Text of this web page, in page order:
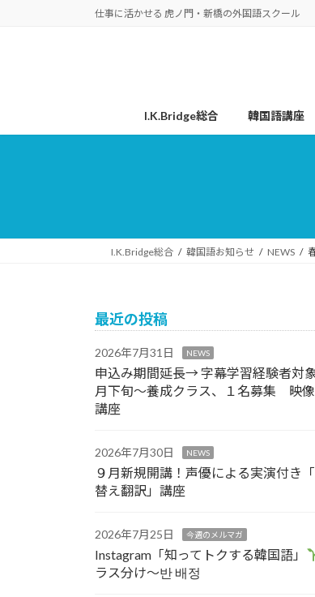
仕事に活かせる 虎ノ門・新橋の外国語スクール
I.K.Bridge総合 韓国語講座
I.K.Bridge総合 韓国語お知らせ NEWS
最近の投稿
2026年7月31日 NEWS
申込み期間延長→ 字幕学習経験者対
月下旬～養成クラス、１名募集 映
講座
2026年7月30日 NEWS
９月新規開講！声優による実演付き
替え翻訳」講座
2026年7月25日 今週のメルマガ
Instagram「知ってトクする韓国語」
ラス分け～반 배정